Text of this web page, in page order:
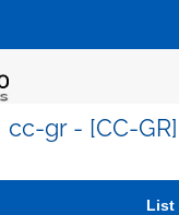
cc-gr - [CC-GR]
List